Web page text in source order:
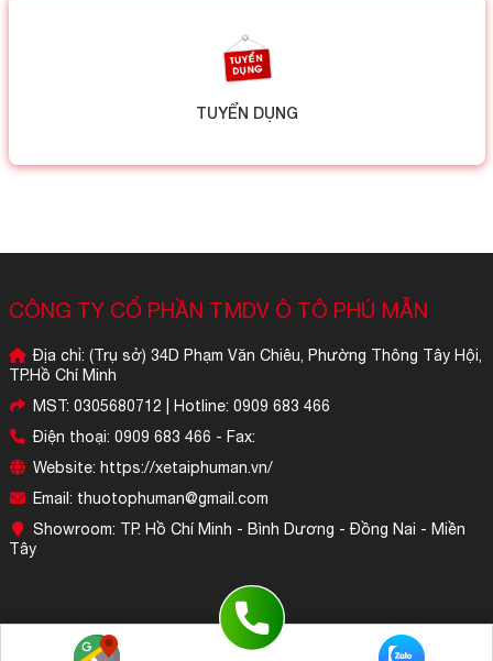
TUYỂN DỤNG
CÔNG TY CỔ PHẦN TMDV Ô TÔ PHÚ MẪN
Địa chỉ: (Trụ sở) 34D Phạm Văn Chiêu, Phường Thông Tây Hội,
TP.Hồ Chí Minh
MST: 0305680712 | Hotline: 0909 683 466
Điện thoại: 0909 683 466 - Fax:
Website: https://xetaiphuman.vn/
Email: thuotophuman@gmail.com
Showroom: TP. Hồ Chí Minh - Bình Dương - Đồng Nai - Miền
Tây